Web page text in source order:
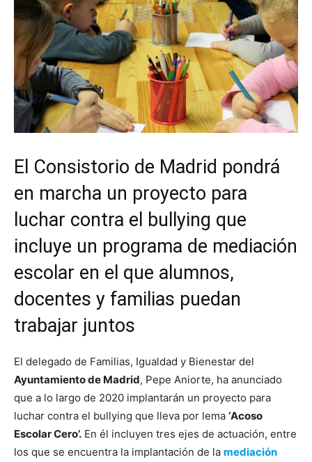
El Consistorio de Madrid pondrá
en marcha un proyecto para
luchar contra el bullying que
incluye un programa de mediación
escolar en el que alumnos,
docentes y familias puedan
trabajar juntos
El delegado de Familias, Igualdad y Bienestar del
Ayuntamiento de Madrid, Pepe Aniorte, ha anunciado
que a lo largo de 2020 implantarán un proyecto para
luchar contra el bullying que lleva por lema ‘Acoso
Escolar Cero’. En él incluyen tres ejes de actuación, entre
los que se encuentra la implantación de la mediación